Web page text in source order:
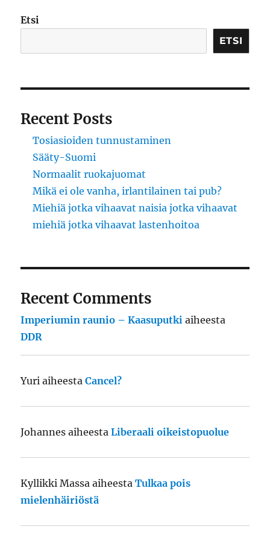
Etsi
ETSI
Recent Posts
Tosiasioiden tunnustaminen
Sääty-Suomi
Normaalit ruokajuomat
Mikä ei ole vanha, irlantilainen tai pub?
Miehiä jotka vihaavat naisia jotka vihaavat
miehiä jotka vihaavat lastenhoitoa
Recent Comments
Imperiumin raunio – Kaasuputki aiheesta
DDR
Yuri aiheestaCancel?
Johannes aiheestaLiberaali oikeistopuolue
Kyllikki Massa aiheestaTulkaa pois
mielenhäiriöstä